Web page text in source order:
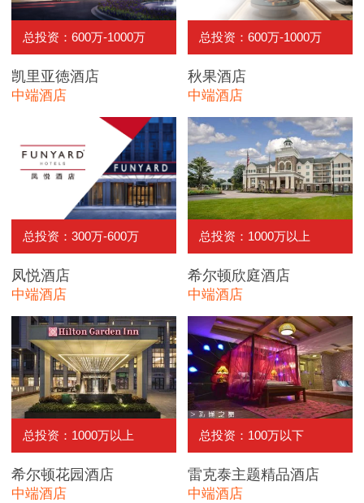
总投资：600万-1000万
凯里亚徳酒店
中端酒店
总投资：600万-1000万
秋果酒店
中端酒店
总投资：300万-600万
凤悦酒店
中端酒店
总投资：1000万以上
希尔顿欣庭酒店
中端酒店
总投资：1000万以上
希尔顿花园酒店
中端酒店
总投资：100万以下
雷克泰主题精品酒店
中端酒店